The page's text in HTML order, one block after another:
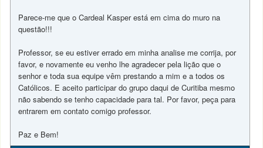
Parece-me que o Cardeal Kasper está em cima do muro na
questão!!!
Professor, se eu estiver errado em minha analise me corrija, por
favor, e novamente eu venho lhe agradecer pela lição que o
senhor e toda sua equipe vêm prestando a mim e a todos os
Católicos. E aceito participar do grupo daqui de Curitiba mesmo
não sabendo se tenho capacidade para tal. Por favor, peça para
entrarem em contato comigo professor.
Paz e Bem!